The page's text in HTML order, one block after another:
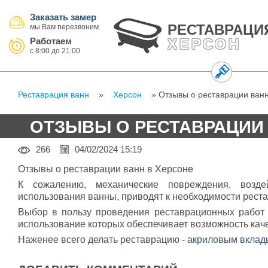
Работаем
Заказать замер
ХЕРСОН
Реставрация ванн » Херсон » Отзывы о реставрации
ОТЗЫВЫ О РЕСТАВРАЦИИ
266
04/02/2024 15:19
Отзывы о реставрации ванн в Херсоне
К сожалению, механические повреждения,
использования ванны, приводят к необходимости
Выбор в пользу проведения реставрационных
использование которых обеспечивает возможность
Наженее всего делать реставрацию - акриловым